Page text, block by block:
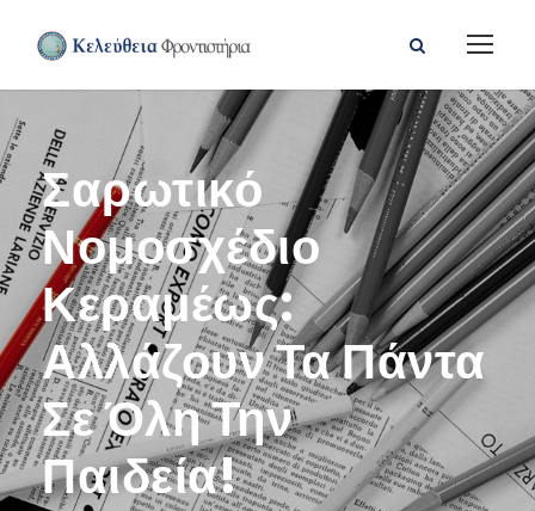
Σαρωτικό
Νομοσχέδιο
Κεραμέως:
Αλλάζουν Τα Πάντα
Σε Όλη Την
Παιδεία!